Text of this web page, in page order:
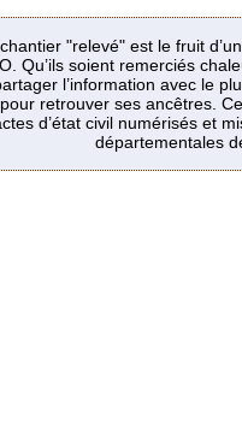
"relevé" est le fruit
Qu’ils soient remerciés
l’information avec le
retrouver ses ancêtres.
d’état civil numérisés et
départementales